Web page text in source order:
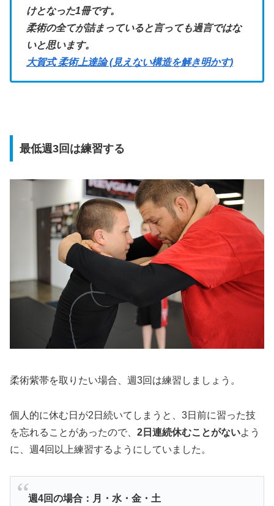
けとなった1冊です。
柔術の全てが詰まっていると言っても過言ではな
いと思います。
大賀式 柔術上達論 (見えない構造を解き明かす)
最低週3回は練習する
柔術紫帯を取りたい場合、週3回は練習しましょう。
個人的に休む日が2日続いてしまうと、3日前に習った技
を忘れることがあったので、 2日連続休むことがないよう
に、週4回以上練習するようにしていました。
週4回の場合： 月・水・金・土